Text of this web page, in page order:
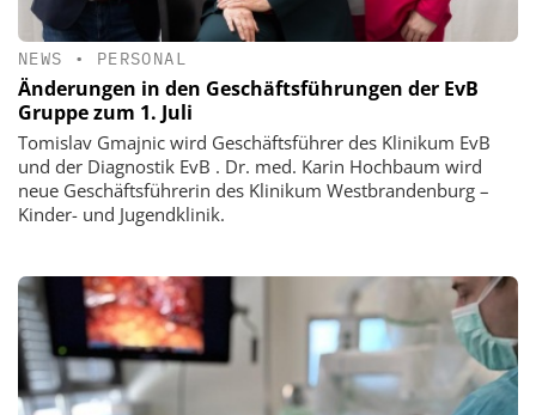
NEWS • PERSONAL
Änderungen in den Geschäftsführungen der EvB
Gruppe zum 1. Juli
Tomislav Gmajnic wird Geschäftsführer des Klinikum EvB
und der Diagnostik EvB . Dr. med. Karin Hochbaum wird
neue Geschäftsführerin des Klinikum Westbrandenburg –
Kinder- und Jugendklinik.